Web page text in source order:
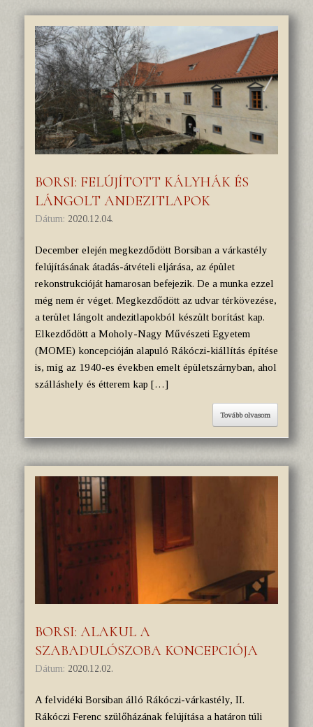
BORSI: FELÚJÍTOTT KÁLYHÁK ÉS
LÁNGOLT ANDEZITLAPOK
Dátum: 2020.12.04.
December elején megkezdődött Borsiban a várkastély
felújításának átadás-átvételi eljárása, az épület
rekonstrukcióját hamarosan befejezik. De a munka ezzel
még nem ér véget. Megkezdődött az udvar térkövezése,
a terület lángolt andezitlapokból készült borítást kap.
Elkezdődött a Moholy-Nagy Művészeti Egyetem
(MOME) koncepcióján alapuló Rákóczi-kiállítás építése
is, míg az 1940-es években emelt épületszárnyban, ahol
szálláshely és étterem kap […]
Tovább olvasom
BORSI: ALAKUL A
SZABADULÓSZOBA KONCEPCIÓJA
Dátum: 2020.12.02.
A felvidéki Borsiban álló Rákóczi-várkastély, II.
Rákóczi Ferenc szülőházának felújítása a határon túli